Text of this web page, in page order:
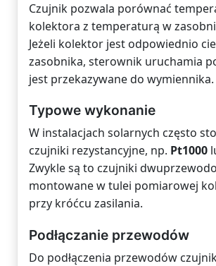
Czujnik pozwala porównać
kolektora z temperaturą w
Jeżeli kolektor jest odpowiednio
zasobnika, sterownik uruchamia
jest przekazywane do wymiennika.
Typowe wykonanie
W instalacjach solarnych często
czujniki rezystancyjne, np. Pt1000
Zwykle są to czujniki
montowane w tulei pomiarowej
przy króćcu zasilania.
Podłączanie przewodów
Do podłączenia przewodów